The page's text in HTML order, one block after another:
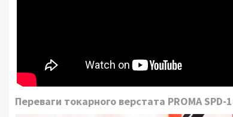
Переваги токарного верстата PROMA SPD-